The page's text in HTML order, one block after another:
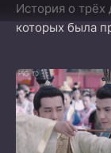
История о трёх
которых была